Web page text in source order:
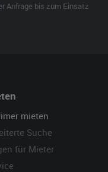
Anfrage bis zum Einsatz
mieten
Suche
für Mieter